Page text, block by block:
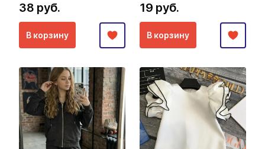
38 руб.
В корзину
19 руб.
В корзину